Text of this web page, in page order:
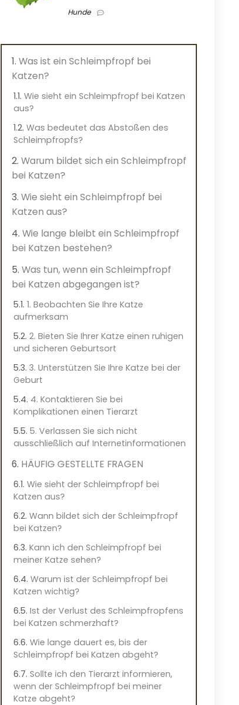
Hunde
Was ist ein Schleimpfropf bei
Katzen?
Wie sieht ein Schleimpfropf bei Katzen
aus?
Was bedeutet das Abstoßen des
Schleimpfropfs?
Warum bildet sich ein Schleimpfropf
bei Katzen?
Wie sieht ein Schleimpfropf bei
Katzen aus?
Wie lange bleibt ein Schleimpfropf
bei Katzen bestehen?
Was tun, wenn ein Schleimpfropf
bei Katzen abgegangen ist?
1. Beobachten Sie Ihre Katze
aufmerksam
2. Bieten Sie Ihrer Katze einen ruhigen
und sicheren Geburtsort
3. Unterstützen Sie Ihre Katze bei der
Geburt
4. Kontaktieren Sie bei
Komplikationen einen Tierarzt
5. Verlassen Sie sich nicht
ausschließlich auf Internetinformationen
HÄUFIG GESTELLTE FRAGEN
Wie sieht der Schleimpfropf bei
Katzen aus?
Wann bildet sich der Schleimpfropf
bei Katzen?
Kann ich den Schleimpfropf bei
meiner Katze sehen?
Warum ist der Schleimpfropf bei
Katzen wichtig?
Ist der Verlust des Schleimpfropfens
bei Katzen schmerzhaft?
Wie lange dauert es, bis der
Schleimpfropf bei Katzen abgeht?
Sollte ich den Tierarzt informieren,
wenn der Schleimpfropf bei meiner
Katze abgeht?